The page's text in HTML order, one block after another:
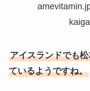
アイスランドでも
ているようですね。